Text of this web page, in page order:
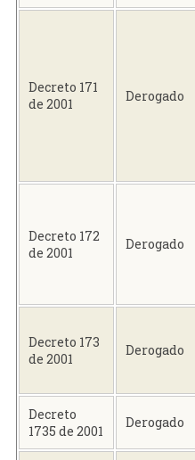
Decreto 171
de 2001
Derogado
Decreto 172
de 2001
Derogado
Decreto 173
de 2001
Derogado
Decreto
1735 de 2001
Derogado